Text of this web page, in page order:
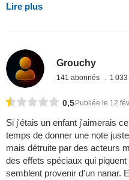
Lire plus
Grouchy
141 abonnés 1
0,5 Publiée le 12
Si j'étais un enfant j'aimerais
temps de donner une note
mais détruite par des acteurs
des effets spéciaux qui
semblent provenir d'un nanar.